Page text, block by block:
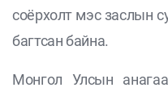
соёрхолт мэс заслын
багтсан байна.
Монгол Улсын